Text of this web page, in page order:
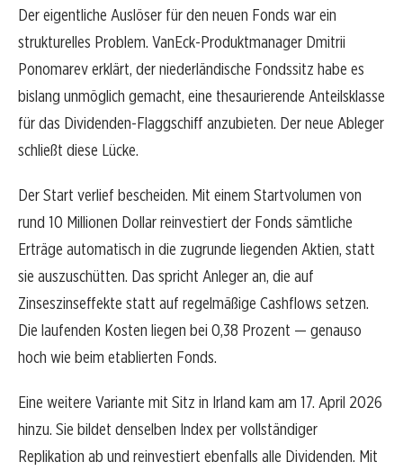
Der eigentliche Auslöser für den neuen Fonds war ein
strukturelles Problem. VanEck-Produktmanager Dmitrii
Ponomarev erklärt, der niederländische Fondssitz habe es
bislang unmöglich gemacht, eine thesaurierende Anteilsklasse
für das Dividenden-Flaggschiff anzubieten. Der neue Ableger
schließt diese Lücke.
Der Start verlief bescheiden. Mit einem Startvolumen von
rund 10 Millionen Dollar reinvestiert der Fonds sämtliche
Erträge automatisch in die zugrunde liegenden Aktien, statt
sie auszuschütten. Das spricht Anleger an, die auf
Zinseszinseffekte statt auf regelmäßige Cashflows setzen.
Die laufenden Kosten liegen bei 0,38 Prozent — genauso
hoch wie beim etablierten Fonds.
Eine weitere Variante mit Sitz in Irland kam am 17. April 2026
hinzu. Sie bildet denselben Index per vollständiger
Replikation ab und reinvestiert ebenfalls alle Dividenden. Mit